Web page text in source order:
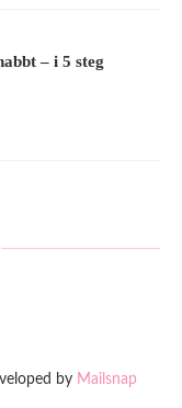
– i 5 steg
by Mailsnap